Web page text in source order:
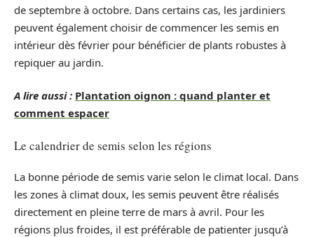
de septembre à octobre. Dans certains cas, les jardiniers
peuvent également choisir de commencer les semis en
intérieur dès février pour bénéficier de plants robustes à
repiquer au jardin.
A lire aussi : Plantation oignon : quand planter et
comment espacer
Le calendrier de semis selon les régions
La bonne période de semis varie selon le climat local. Dans
les zones à climat doux, les semis peuvent être réalisés
directement en pleine terre de mars à avril. Pour les
régions plus froides, il est préférable de patienter jusqu’à